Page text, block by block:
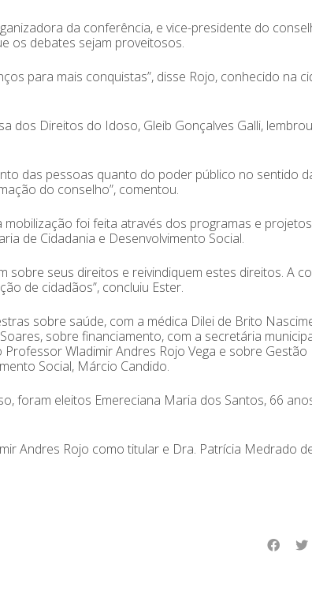
da conferência, e vice-presidente do
os debates sejam proveitosos.
para mais conquistas”, disse Rojo, conhecido na
dos Direitos do Idoso, Gleib Gonçalves Galli,
das pessoas quanto do poder público no sentido
do conselho”, comentou.
mobilização foi feita através dos programas e
de Cidadania e Desenvolvimento Social.
sobre seus direitos e reivindiquem estes direitos. A
de cidadãos”, concluiu Ester.
sobre saúde, com a médica Dilei de Brito
sobre financiamento, com a secretária
Wladimir Andres Rojo Vega e sobre Gestão
Social, Márcio Candido.
foram eleitos Emereciana Maria dos Santos, 66
Andres Rojo como titular e Dra. Patrícia Medrado